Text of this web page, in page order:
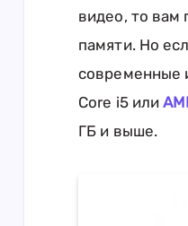
видео, то вам
памяти. Но
современные
Core i5 или
ГБ и выше.